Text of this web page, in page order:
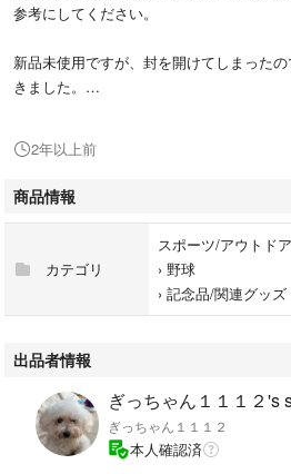
参考にしてください。
新品未使用ですが、封を開けてしまった
きました。
ました。発送はタオルのみお送りします。
巨人ファンの方がいればぜひ！
#プロ野球
#読売巨人軍
2年以上前
商品情報
カテゴリ
スポーツ/アウトドア
› 野球
› 記念品/関連グッズ
出品者情報
ぎっちゃん１１１２'s
ぎっちゃん１１１２
本人確認済